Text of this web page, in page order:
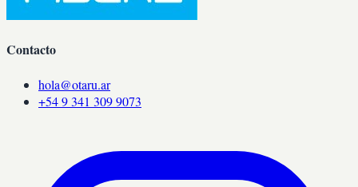
Contacto
hola@otaru.ar
+54 9 341 309 9073